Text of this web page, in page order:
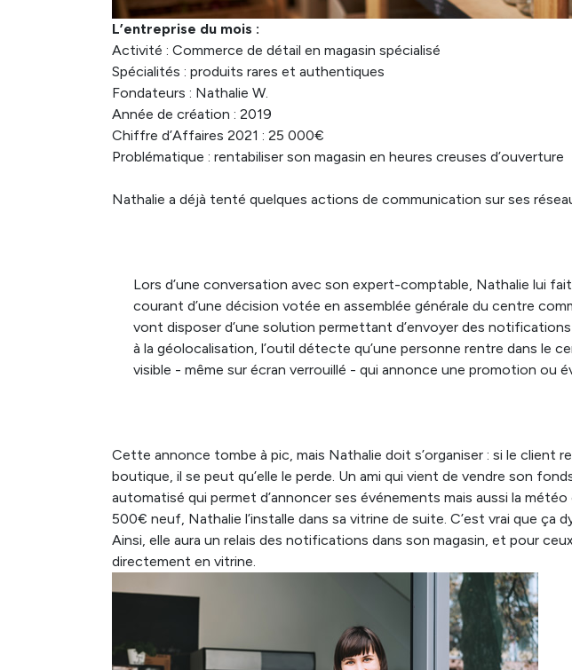
L’entreprise du mois :
Activité : Commerce de détail en magasin spécialisé
Spécialités : produits rares et authentiques
Fondateurs : Nathalie W.
Année de création : 2019
Chiffre d’Affaires 2021 : 25 000€
Problématique : rentabiliser son magasin en heures creuses d’ouverture
Nathalie a déjà tenté quelques actions de communication sur ses
Lors d’une conversation avec son expert-comptable, Nathalie lui
courant d’une décision votée en assemblée générale du centre
vont disposer d’une solution permettant d’envoyer des
à la géolocalisation, l’outil détecte qu’une personne rentre dans le
visible - même sur écran verrouillé - qui annonce une promotion ou
Cette annonce tombe à pic, mais Nathalie doit s’organiser : si le
boutique, il se peut qu’elle le perde. Un ami qui vient de vendre son
automatisé qui permet d’annoncer ses événements mais aussi la
500€ neuf, Nathalie l’installe dans sa vitrine de suite. C’est vrai que ça
Ainsi, elle aura un relais des notifications dans son magasin, et pour
directement en vitrine.